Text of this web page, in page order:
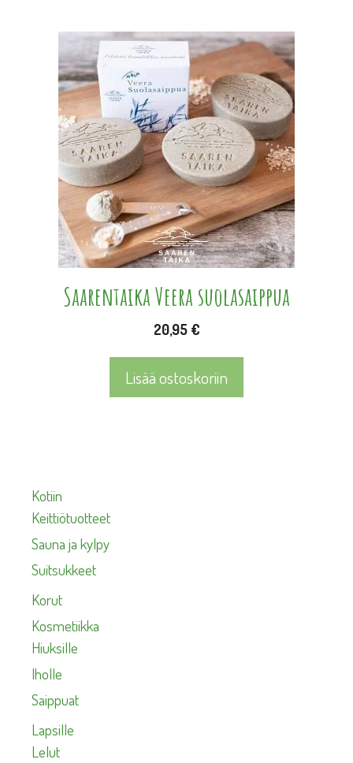
Saarentaika Veera suolasaippua
20,95 €
Lisää ostoskoriin
Kotiin
Keittiötuotteet
Sauna ja kylpy
Suitsukkeet
Korut
Kosmetiikka
Hiuksille
Iholle
Saippuat
Lapsille
Lelut